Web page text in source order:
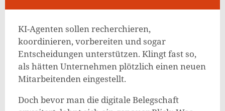
KI-Agenten sollen recherchieren,
koordinieren, vorbereiten und sogar
Entscheidungen unterstützen. Klingt fast so,
als hätten Unternehmen plötzlich einen neuen
Mitarbeitenden eingestellt.
Doch bevor man die digitale Belegschaft